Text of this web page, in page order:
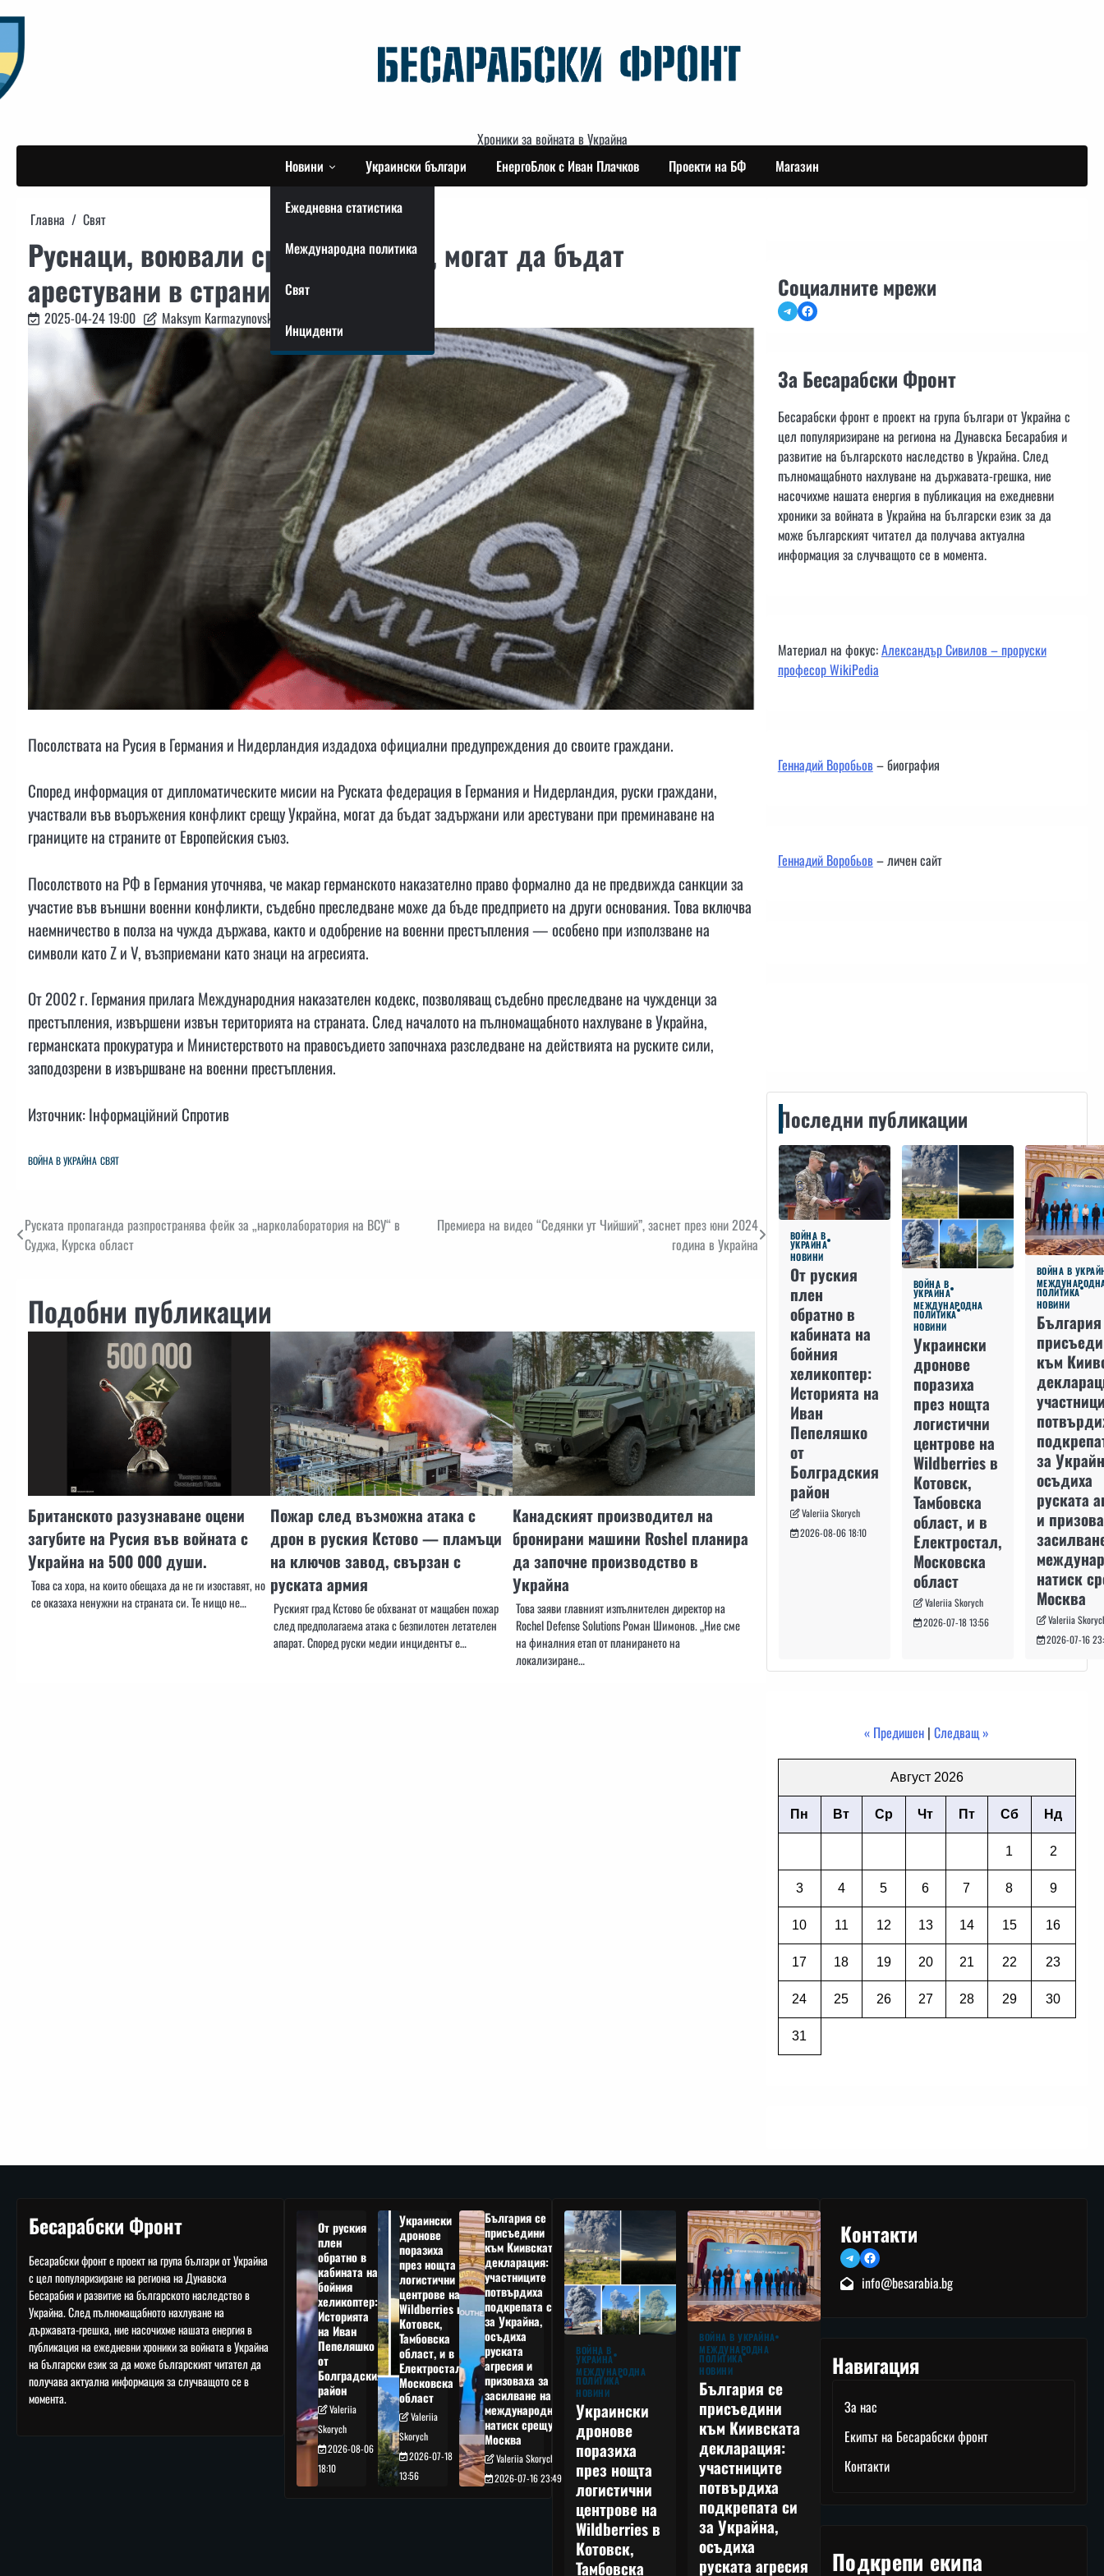
to
content
Хроники за войната в Украйна
Новини
Ежедневна статистика
Международна политика
Свят
Инциденти
Украински българи ЕнергоБлок с Иван Плачков Проекти на БФ Магазин
Главна Свят
Руснаци, воювали срещу Украйна, могат да бъдат
арестувани в страните от ЕС
2025-04-24 19:00 Maksym Karmazynovskyi
Посолствата на Русия в Германия и Нидерландия издадоха официални предупреждения до своите граждани.
Според информация от дипломатическите мисии на Руската федерация в Германия и Нидерландия, руски граждани,
участвали във въоръжения конфликт срещу Украйна, могат да бъдат задържани или арестувани при преминаване на
границите на страните от Европейския съюз.
Посолството на РФ в Германия уточнява, че макар германското наказателно право формално да не предвижда санкции за
участие във външни военни конфликти, съдебно преследване може да бъде предприето на други основания. Това включва
наемничество в полза на чужда държава, както и одобрение на военни престъпления — особено при използване на
символи като Z и V, възприемани като знаци на агресията.
От 2002 г. Германия прилага Международния наказателен кодекс, позволяващ съдебно преследване на чужденци за
престъпления, извършени извън територията на страната. След началото на пълномащабното нахлуване в Украйна,
германската прокуратура и Министерството на правосъдието започнаха разследване на действията на руските сили,
заподозрени в извършване на военни престъпления.
Източник: Інформаційний Спротив
ВОЙНА В УКРАЙНА СВЯТ
Навигация
Руската пропаганда разпространява фейк за „нарколаборатория на ВСУ“ в
Суджа, Курска област
Премиера на видео “Седянки ут Чийший”, заснет през юни 2024
година в Украйна
Подобни публикации
Британското разузнаване оцени
загубите на Русия във войната с
Украйна на 500 000 души.
Това са хора, на които обещаха да не ги изоставят, но
се оказаха ненужни на страната си. Те нищо не…
Пожар след възможна атака с
дрон в руския Кстово — пламъци
на ключов завод, свързан с
руската армия
Руският град Кстово бе обхванат от мащабен пожар
след предполагаема атака с безпилотен летателен
апарат. Според руски медии инцидентът е…
Канадският производител на
бронирани машини Roshel планира
да започне производство в
Украйна
Това заяви главният изпълнителен директор на
Rochel Defense Solutions Роман Шимонов. „Ние сме
на финалния етап от планирането на
локализиране…
Социалните мрежи
TelegramFacebook
За Бесарабски Фронт
Бесарабски фронт е проект на група българи от Украйна с
цел популяризиране на региона на Дунавска Бесарабия и
развитие на българското наследство в Украйна. След
пълномащабното нахлуване на държавата-грешка, ние
насочихме нашата енергия в публикация на ежедневни
хроники за войната в Украйна на български език за да
може българският читател да получава актуална
информация за случващото се в момента.
Материал на фокус:Александър Сивилов – проруски
професор WikiPedia
Геннадий Воробьов– биография
Геннадий Воробьов– личен сайт
Последни публикации
ВОЙНА В
УКРАЙНА
НОВИНИ
От руския
плен
обратно в
кабината на
бойния
хеликоптер:
Историята на
Иван
Пепеляшко
от
Болградския
район
Valeriia Skorych
2026-08-06 18:10
ВОЙНА В
УКРАЙНА
МЕЖДУНАРОДНА
ПОЛИТИКА
НОВИНИ
Украински
дронове
поразиха
през нощта
логистични
центрове на
Wildberries в
Котовск,
Тамбовска
област, и в
Електростал,
Московска
област
Valeriia Skorych
2026-07-18 13:56
ВОЙНА В
ПОЛИТИКА
НОВИНИ
към
за
осъдиха
руската
и
натиск
Москва
Valeriia
2026-07-16
« Предишен |Следващ »
Август 2026
Пн Вт Ср Чт Пт Сб Нд
1 2
3 4 5 6 7 8 9
10 11 12 13 14 15 16
17 18 19 20 21 22 23
24 25 26 27 28 29 30
31
Бесарабски Фронт
Бесарабски фронт е проект на група българи от Украйна
с цел популяризиране на региона на Дунавска
Бесарабия и развитие на българското наследство в
Украйна. След пълномащабното нахлуване на
държавата-грешка, ние насочихме нашата енергия в
публикация на ежедневни хроники за войната в Украйна
на български език за да може българският читател да
получава актуална информация за случващото се в
момента.
От руския
плен
обратно в
кабината на
бойния
хеликоптер:
Историята
на Иван
Пепеляшко
от
Болградския
район
Valeriia
Skorych
2026-08-06
18:10
Украински
дронове
поразиха
през нощта
логистични
центрове на
Wildberries в
Котовск,
Тамбовска
област, и в
Електростал,
Московска
област
Valeriia
Skorych
2026-07-18
13:56
България се
присъедини
към Киивската
декларация:
участниците
потвърдиха
подкрепата си
за Украйна,
осъдиха
руската
агресия и
призоваха за
засилване на
международния
натиск срещу
Москва
Valeriia Skorych
2026-07-16 23:49
ВОЙНА В
УКРАЙНА
МЕЖДУНАРОДНА
ПОЛИТИКА
НОВИНИ
Украински
дронове
поразиха
през нощта
логистични
центрове на
Wildberries в
Котовск,
Тамбовска
ВОЙНА В УКРАЙНА
МЕЖДУНАРОДНА
ПОЛИТИКА
НОВИНИ
България се
присъедини
към Киивската
декларация:
участниците
потвърдиха
подкрепата си
за Украйна,
осъдиха
руската агресия
Контакти
TelegramFacebook
info@besarabia.bg
Навигация
За нас
Екипът на Бесарабски фронт
Контакти
Подкрепи екипа